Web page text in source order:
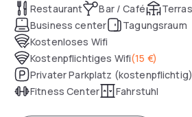
Restaurant Bar / Café
Business center
Tagungsraum
Kostenloses Wifi
Kostenpflichtiges Wifi(15 €)
Privater Parkplatz (kostenpflichtig)
Fitness Center
Fahrstuhl